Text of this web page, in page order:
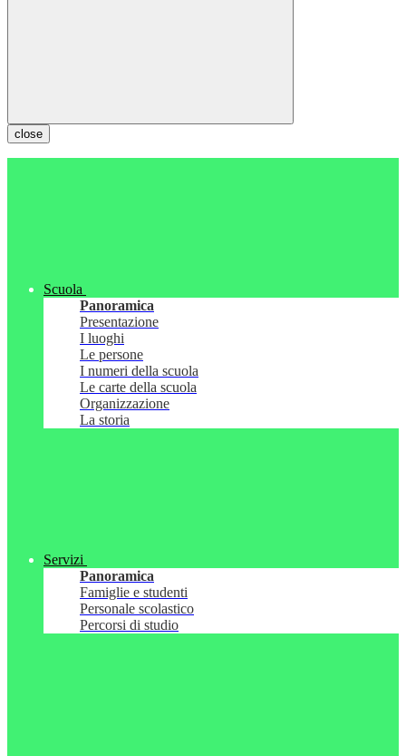
close
Scuola
Panoramica
Presentazione
I luoghi
Le persone
I numeri della scuola
Le carte della scuola
Organizzazione
La storia
Servizi
Panoramica
Famiglie e studenti
Personale scolastico
Percorsi di studio